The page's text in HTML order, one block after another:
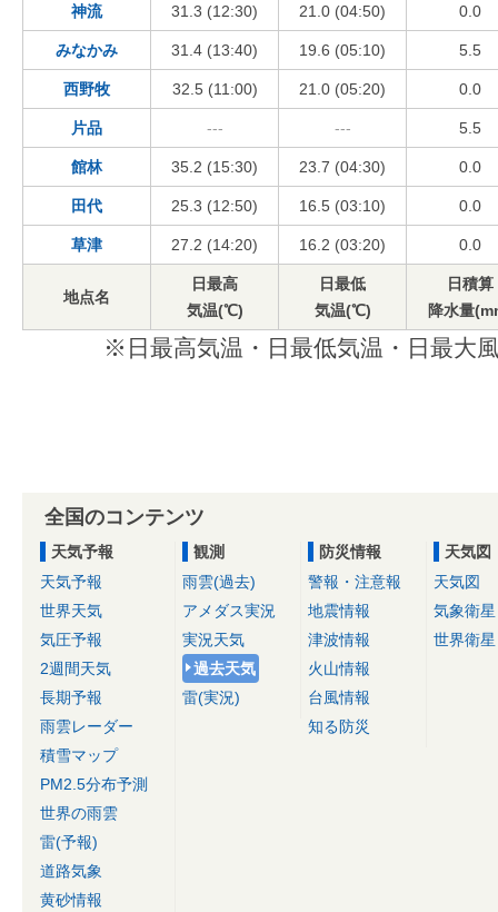
神流 31.3 (12:30) 21.0 (04:50) 0.0
みなかみ 31.4 (13:40) 19.6 (05:10) 5.5
西野牧 32.5 (11:00) 21.0 (05:20) 0.0
片品 --- --- 5.5
館林 35.2 (15:30) 23.7 (04:30) 0.0
田代 25.3 (12:50) 16.5 (03:10) 0.0
草津 27.2 (14:20) 16.2 (03:20) 0.0
地点名
日最高
気温(℃)
日最低
気温(℃)
日積算
降水量
※日最高気温・日最低気温・日最大
全国のコンテンツ
天気予報
天気予報
世界天気
気圧予報
2週間天気
長期予報
雨雲レーダー
積雪マップ
PM2.5分布予測
世界の雨雲
雷(予報)
道路気象
黄砂情報
観測
雨雲(過去)
アメダス実況
実況天気
過去天気
雷(実況)
防災情報
警報・注意報
地震情報
津波情報
火山情報
台風情報
知る防災
天気図
天気図
気象衛星
世界衛星